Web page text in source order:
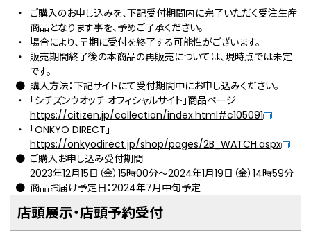
ご購入のお申し込みを、下記受付期間内に完了いただく受注生産
商品となります事を、予めご了承ください。
場合により、早期に受付を終了する可能性がございます。
販売期間終了後の本商品の再販売については、現時点では未定
です。
購入方法：下記サイトにて受付期間中にお申し込みください。
「シチズンウオッチ オフィシャルサイト」商品ページ
https://citizen.jp/collection/index.html#c105091
「ONKYO DIRECT」
https://onkyodirect.jp/shop/pages/2B_WATCH.aspx
ご購入お申し込み受付期間
2023年12月15日（金）15時00分～2024年1月19日（金）14時59分
商品お届け予定日：2024年7月中旬予定
店頭展示・店頭予約受付